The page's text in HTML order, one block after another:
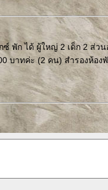
พัก ได้ ผู้ใหญ่ 2 เด็ก 2 ส่วน
บาทค่ะ (2 คน) สำรองห้อง